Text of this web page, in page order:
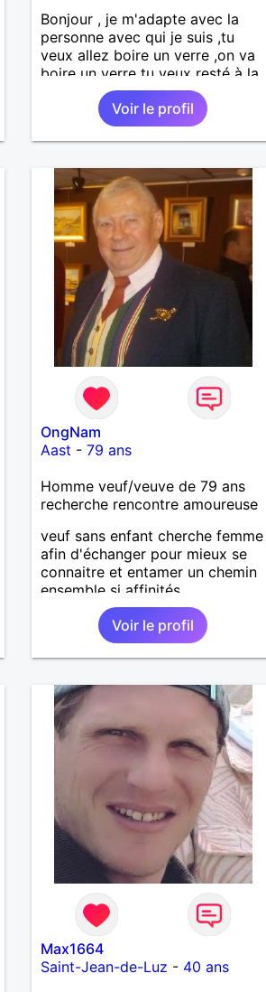
Bonjour , je m'adapte avec la
personne avec qui je suis ,tu
veux allez boire un verre ,on va
boire un verre tu veux resté à la
maison ,on reste
etc...l'important c'est d'etre
ensemble .j'aime me balader ,
faire du sport , regarder des film
par dessus tous rire
Voir le profil
OngNam
Aast -79 ans
Homme veuf/veuve de 79 ans
recherche rencontre amoureuse
veuf sans enfant cherche femme
afin d'échanger pour mieux se
connaitre et entamer un chemin
ensemble si affinités.
Voir le profil
Max1664
Saint-Jean-de-Luz - 40 ans